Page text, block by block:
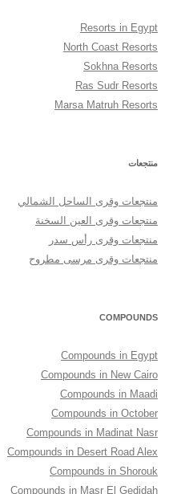
Resorts in Egypt
North Coast Resorts
Sokhna Resorts
Ras Sudr Resorts
Marsa Matruh Resorts
منتجعات
منتجعات وقرى الساحل الشمالي
منتجعات وقرى العين السخنة
منتجعات وقرى رأس سدر
منتجعات وقرى مرسى مطروح
COMPOUNDS
Compounds in Egypt
Compounds in New Cairo
Compounds in Maadi
Compounds in October
Compounds in Madinat Nasr
Compounds in Desert Road Alex
Compounds in Shorouk
Compounds in Masr El Gedidah